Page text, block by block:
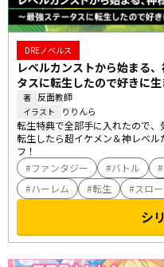
DREノベルス
レベルカンストから始まる
タスに転生したので好きに
著 反面教師
イラスト りりんら
転生特典で全部手に入れたので、
転生したら超イケメン＆神レベ
フ！
ファンタジー
バトル
ハーレム
転生 スロ
シ